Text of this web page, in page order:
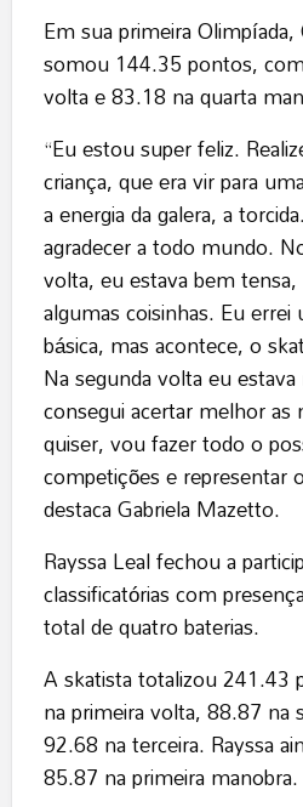
Em sua primeira
somou 144.35 pontos,
volta e 83.18 na quarta
“Eu estou super feliz.
criança, que era vir para
a energia da galera, a
agradecer a todo mundo.
volta, eu estava bem
algumas coisinhas. Eu
básica, mas acontece, o
Na segunda volta eu
consegui acertar melhor as
quiser, vou fazer todo o
competições e representar
destaca Gabriela Mazetto.
Rayssa Leal fechou a
classificatórias com
total de quatro baterias.
A skatista totalizou
na primeira volta, 88.87 na
92.68 na terceira. Rayssa
85.87 na primeira manobra.